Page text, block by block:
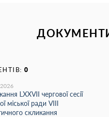
0
LХХVІІ чергової сесії
міської ради VIII
скликання